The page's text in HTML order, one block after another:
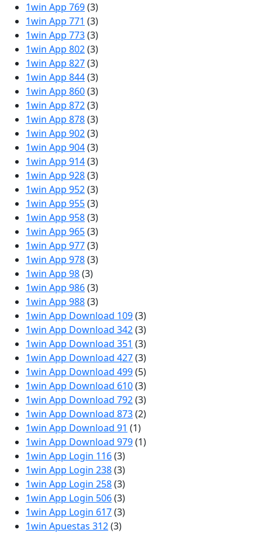
1win App 769(3)
1win App 771 (3)
1win App 773(3)
1win App 802(3)
1win App 827(3)
1win App 844(3)
1win App 860(3)
1win App 872(3)
1win App 878(3)
1win App 902(3)
1win App 904(3)
1win App 914(3)
1win App 928(3)
1win App 952(3)
1win App 955(3)
1win App 958(3)
1win App 965(3)
1win App 977(3)
1win App 978(3)
1win App 98(3)
1win App 986(3)
1win App 988(3)
1win App Download 109(3)
1win App Download 342(3)
1win App Download 351 (3)
1win App Download 427(3)
1win App Download 499(5)
1win App Download 610(3)
1win App Download 792(3)
1win App Download 873(2)
1win App Download 91 (1)
1win App Download 979(1)
1win App Login 116(3)
1win App Login 238(3)
1win App Login 258(3)
1win App Login 506(3)
1win App Login 617(3)
1win Apuestas 312(3)